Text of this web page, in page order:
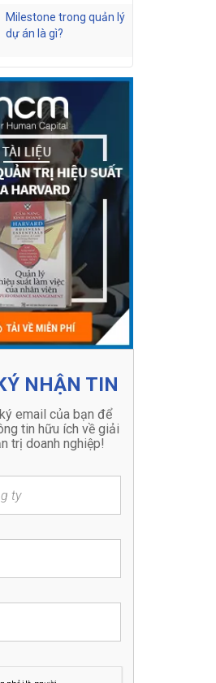
Milestone trong quản lý
dự án là gì?